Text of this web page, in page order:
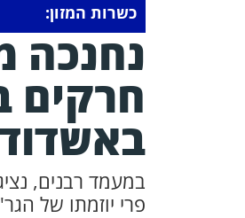
כשרות המזון:
נחנכה
חרקים
במעמד רבנים,
פרי יוזמתו של